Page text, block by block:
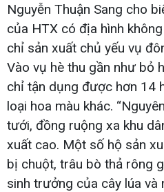
Nguyễn Thuận Sang cho
của HTX có địa hình
chỉ sản xuất chủ yếu vụ
Vào vụ hè thu gần như bỏ
chỉ tận dụng được hơn 14
loại hoa màu khác.
tưới, đồng ruộng xa khu
xuất cao. Một số hộ sản
bị chuột, trâu bò thả rông
sinh trưởng của cây lúa và